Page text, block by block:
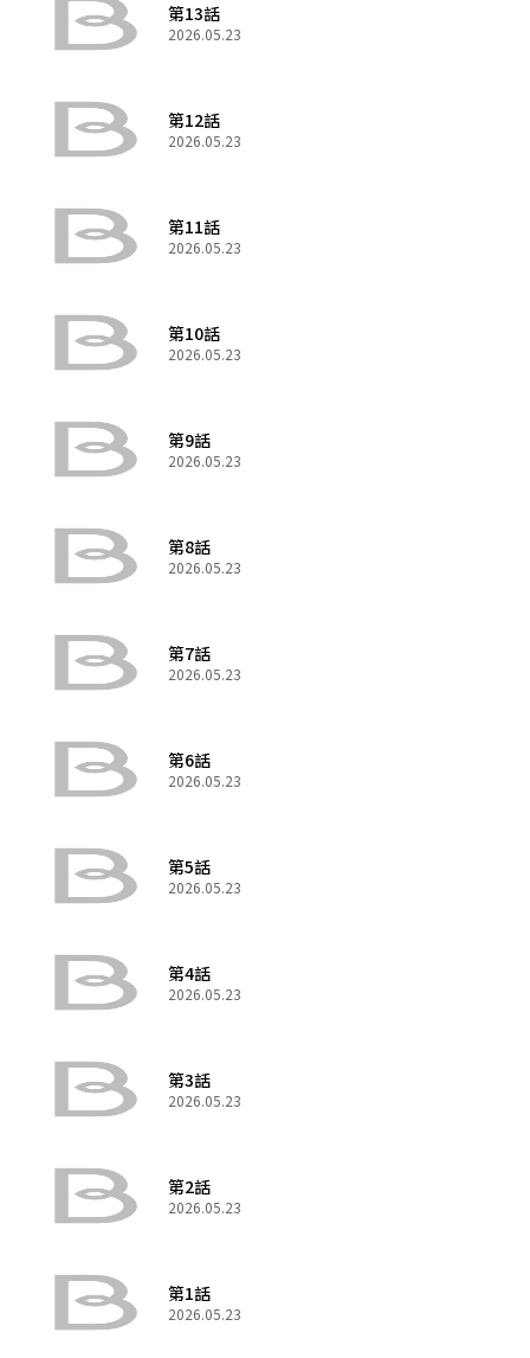
第13話
2026.05.23
第12話
2026.05.23
第11話
2026.05.23
第10話
2026.05.23
第9話
2026.05.23
第8話
2026.05.23
第7話
2026.05.23
第6話
2026.05.23
第5話
2026.05.23
第4話
2026.05.23
第3話
2026.05.23
第2話
2026.05.23
第1話
2026.05.23